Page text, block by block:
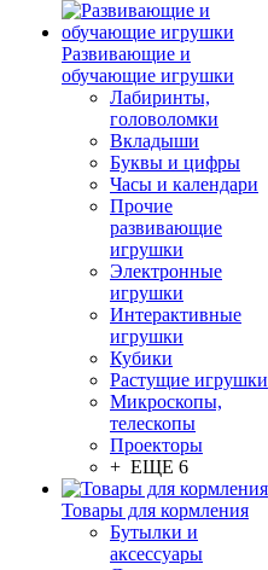
Развивающие и
обучающие игрушки
Лабиринты,
головоломки
Вкладыши
Буквы и цифры
Часы и календари
Прочие
развивающие
игрушки
Электронные
игрушки
Интерактивные
игрушки
Кубики
Растущие игрушки
Микроскопы,
телескопы
Проекторы
+ ЕЩЕ 6
Товары для кормления
Бутылки и
аксессуары